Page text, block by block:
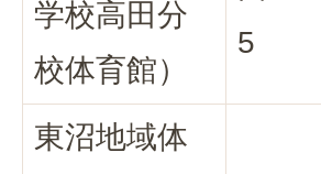
学校高田分
校体育館）
5
東沼地域体